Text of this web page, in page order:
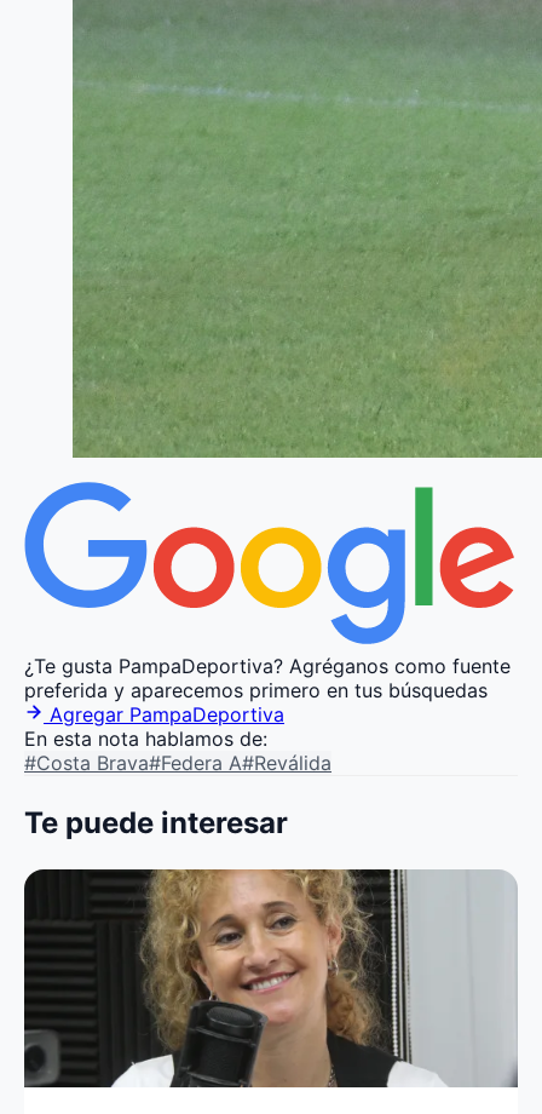
¿Te gusta PampaDeportiva? Agréganos como fuente
preferida y aparecemos primero en tus búsquedas
Agregar PampaDeportiva
En esta nota hablamos de:
#Costa Brava#Federa A#Reválida
Te puede interesar